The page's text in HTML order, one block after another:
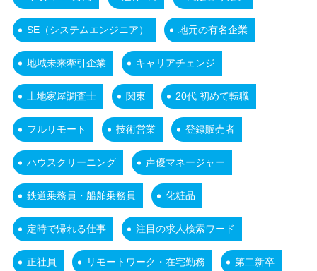
SE（システムエンジニア） 地元の有名企業
地域未来牽引企業 キャリアチェンジ
土地家屋調査士 関東 20代 初めて転職
フルリモート 技術営業 登録販売者
ハウスクリーニング 声優マネージャー
鉄道乗務員・船舶乗務員 化粧品
定時で帰れる仕事 注目の求人検索ワード
正社員 リモートワーク・在宅勤務 第二新卒